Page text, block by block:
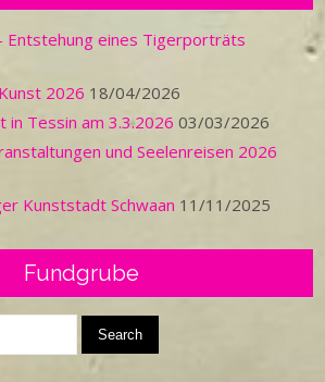
Entstehung eines Tigerporträts
2026 18/04/2026
in Tessin am 3.3.2026 03/03/2026
und Seelenreisen 2026
Kunststadt Schwaan 11/11/2025
Fundgrube